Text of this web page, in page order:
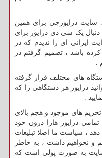
درایورچی برای همین
یک سی دی درایور برای
ایرانی ای را ندیدم که در
باشد ، تصمیم گرفتم در
های مختلف قرار گرفته
درایور هر دستگاهی را که
.
تحریم های موجود و هجم بالای
درایور هارا درون خود
دهد ، سیاست ما اصلا تبلیغات
و نخواهیم داشت ، به خاطر
به صورت پولی است که